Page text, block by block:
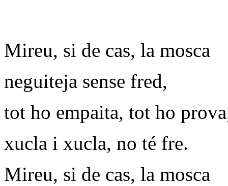
Mireu, si de cas, la mosca
neguiteja sense fred,
tot ho empaita, tot ho
xucla i xucla, no té fre.
Mireu, si de cas, la mosca